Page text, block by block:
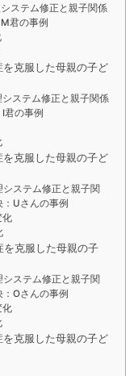
ステム修正と親子関係
君の事例
克服した母親の子ど
ステム修正と親子関係
君の事例
克服した母親の子ど
ステム修正と親子関
Uさんの事例
化
克服した母親の子
ステム修正と親子関
Oさんの事例
化
克服した母親の子ど